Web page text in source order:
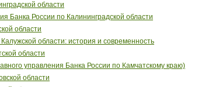
области
Банка России по Калининградской области
области
области: история и современность
области
управления Банка России по Камчатскому краю)
области